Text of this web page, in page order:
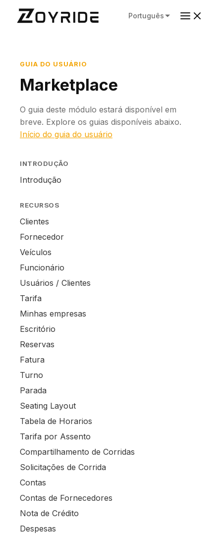
Português
GUIA DO USUÁRIO
Marketplace
O guia deste módulo estará disponível em
breve. Explore os guias disponíveis abaixo.
Início do guia do usuário
INTRODUÇÃO
Introdução
RECURSOS
Clientes
Fornecedor
Veículos
Funcionário
Usuários / Clientes
Tarifa
Minhas empresas
Escritório
Reservas
Fatura
Turno
Parada
Seating Layout
Tabela de Horarios
Tarifa por Assento
Compartilhamento de Corridas
Solicitações de Corrida
Contas
Contas de Fornecedores
Nota de Crédito
Despesas